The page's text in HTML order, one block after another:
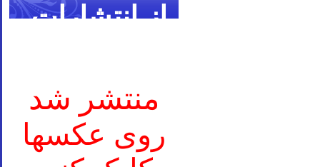
از انتشارات
منتشر شد
روی عکسها